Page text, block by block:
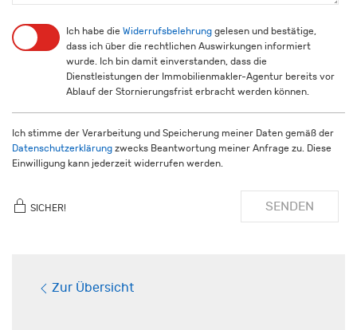
Ich habe die Widerrufsbelehrung gelesen und bestätige,
dass ich über die rechtlichen Auswirkungen informiert
wurde. Ich bin damit einverstanden, dass die
Dienstleistungen der Immobilienmakler-Agentur bereits vor
Ablauf der Stornierungsfrist erbracht werden können.
Ich stimme der Verarbeitung und Speicherung meiner Daten gemäß der
Datenschutzerklärung zwecks Beantwortung meiner Anfrage zu. Diese
Einwilligung kann jederzeit widerrufen werden.
SICHER! SENDEN
Zur Übersicht